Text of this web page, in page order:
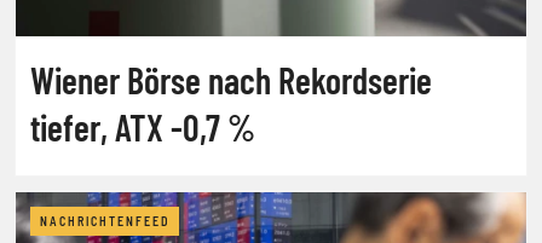
Wiener Börse nach Rekordserie
tiefer, ATX -0,7 %
NACHRICHTENFEED